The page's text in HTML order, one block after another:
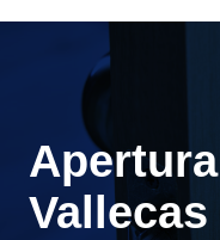
Vallecas